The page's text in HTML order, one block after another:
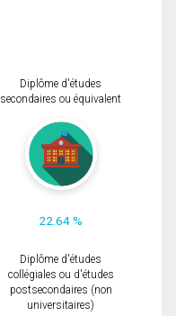
Diplôme d'études
secondaires ou équivalent
22.64 %
Diplôme d'études
collégiales ou d'études
postsecondaires (non
universitaires)